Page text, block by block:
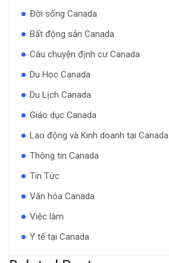
Đời sống Canada
Bất động sản Canada
Câu chuyện định cư Canada
Du Học Canada
Du Lịch Canada
Giáo dục Canada
Lao động và Kinh doanh tại Canada
Thông tin Canada
Tin Tức
Văn hóa Canada
Việc làm
Y tế tại Canada